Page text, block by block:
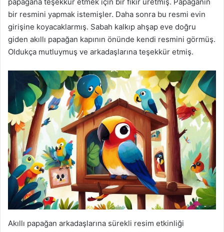
bir resmini yapmak istemişler. Daha sonra bu resmi evin
girişine koyacaklarmış. Sabah kalkıp ahşap eve doğru
giden akıllı papağan kapının önünde kendi resmini görmüş.
Oldukça mutluymuş ve arkadaşlarına teşekkür etmiş.
Akıllı papağan arkadaşlarına sürekli resim etkinliği